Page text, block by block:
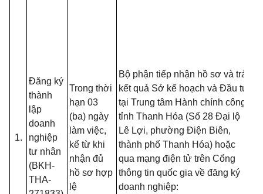
1.
Đăng ký
thành
lập
doanh
nghiệp
tư nhân
(BKH-
THA-
Trong thời
hạn 03
(ba) ngày
làm việc,
kể từ khi
nhận đủ
hồ sơ hợp
lệ
Bộ phận tiếp nhận hồ sơ và trả
kết quả Sở kế hoạch và Đầu tư
tại Trung tâm Hành chính công
tỉnh Thanh Hóa (Số 28 Đại lộ
Lê Lợi, phường Điện Biên,
thành phố Thanh Hóa) hoặc
qua mạng điện tử trên Cổng
thông tin quốc gia về đăng ký
doanh nghiệp: